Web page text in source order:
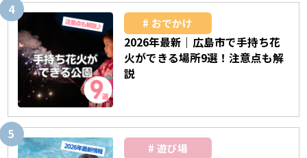
おでかけ
2026年最新｜広島市で手持ち花
火ができる場所9選！注意点も解
説
遊び場